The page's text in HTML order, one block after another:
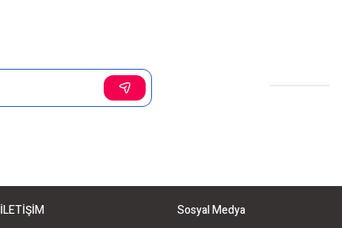
İLETİŞİM Sosyal Medya